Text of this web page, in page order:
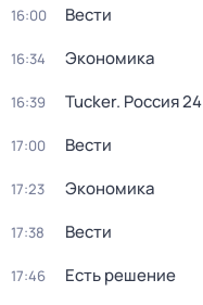
16:00 Вести
16:34 Экономика
16:39 Tucker. Россия 24
17:00 Вести
17:23 Экономика
17:38 Вести
17:46 Есть решение